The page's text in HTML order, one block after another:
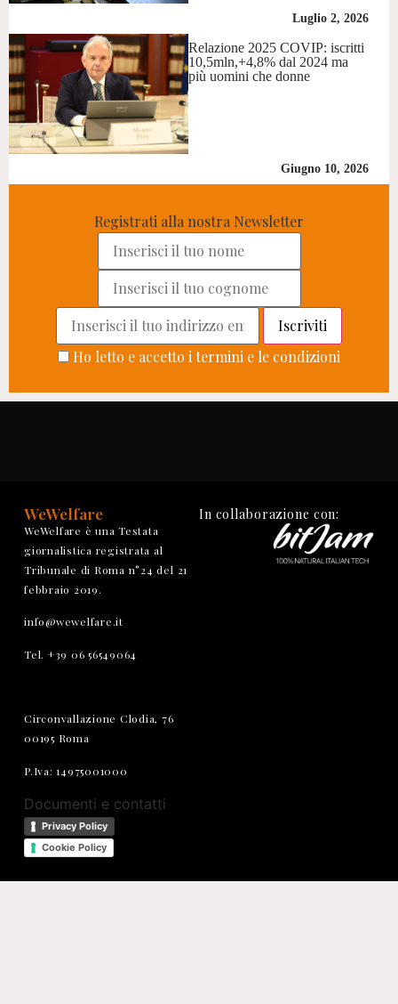
Luglio 2, 2026
Relazione 2025 COVIP: iscritti
10,5mln,+4,8% dal 2024 ma
più uomini che donne
Giugno 10, 2026
Registrati alla nostra Newsletter
Ho letto e accetto i termini e le condizioni
WeWelfare
WeWelfare è una Testata
giornalistica registrata al
Tribunale di Roma n°24 del 21
febbraio 2019.
info@wewelfare.it
Tel. +39 06 56549064
Circonvallazione Clodia, 76
00195 Roma
P.Iva: 14975001000
Documenti e contatti
Privacy Policy
Cookie Policy
In collaborazione con: